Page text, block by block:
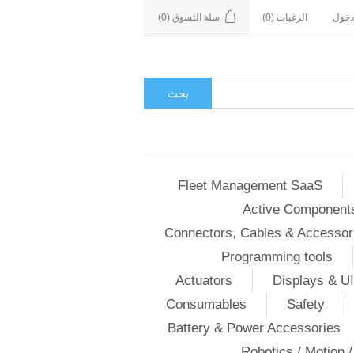
الرغبات (0) سلة التسوق (0)
بحث
Fleet Management SaaS
Active
Connectors, Cables &
Programming tools
Displays & UI
Actuators
Safety
Consumables
Battery & Power Accessories